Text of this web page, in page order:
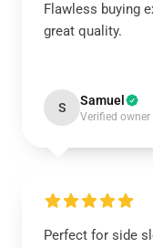
Flawless buying
great quality.
S Samuel
Verified owner
Perfect for side